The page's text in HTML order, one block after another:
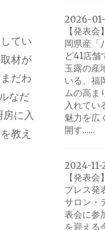
てい
材が
だわ
なだ
に入
教え
2026-
【発表
岡県産「
ど41店舗
玉露の産
いる、福
ムの高ま
入れてい
魅力を広
開す......
2024-11-
【発表
プレス発
サロン・
表会に参
を迎える